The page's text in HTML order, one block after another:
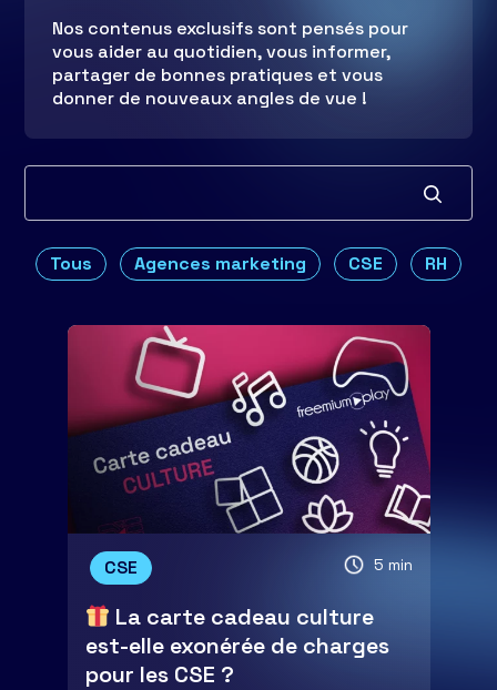
Nos contenus exclusifs sont pensés pour
vous aider au quotidien, vous informer,
partager de bonnes pratiques et vous
donner de nouveaux angles de vue !
Tous Agences marketing CSE RH
CSE 5 min
La carte cadeau culture
est-elle exonérée de charges
pour les CSE ?